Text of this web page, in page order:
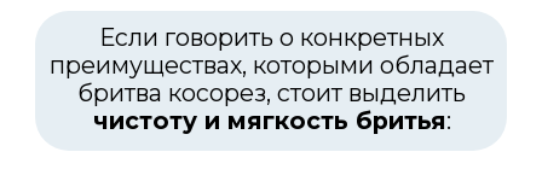
которая, в свою очередь, выполнена
по мотивам немецкой бритвы FASAN
1930-х годов.
Наша компания провела множество
тестов, внесла свои коррективы
и создала новый Т-образный косорез.